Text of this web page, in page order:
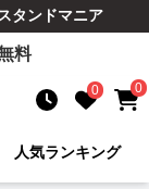
タンドマニア
料
0 0
人気ランキング